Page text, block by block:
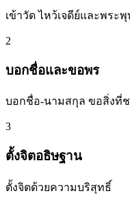
เข้าวัด ไหว้เจดีย์และพระ
2
บอกชื่อและขอพร
บอกชื่อ-นามสกุล ขอสิ่งที่
3
ตั้งจิตอธิษฐาน
ตั้งจิตด้วยความบริสุทธิ์